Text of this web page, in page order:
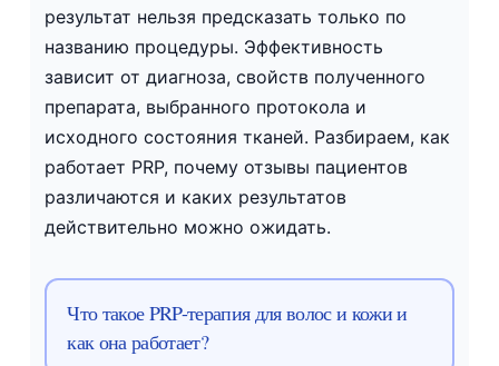
результат нельзя предсказать только по
названию процедуры. Эффективность
зависит от диагноза, свойств полученного
препарата, выбранного протокола и
исходного состояния тканей. Разбираем, как
работает PRP, почему отзывы пациентов
различаются и каких результатов
действительно можно ожидать.
Что такое PRP-терапия для волос и кожи и
как она работает?